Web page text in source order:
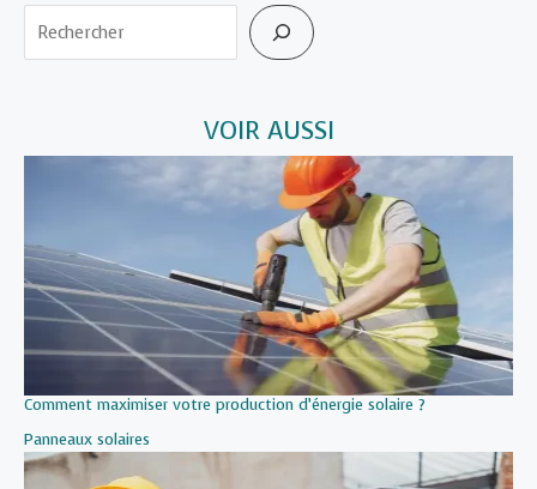
Rechercher
VOIR AUSSI
Comment maximiser votre production d’énergie solaire ?
Par rapport à
Panneaux solaires